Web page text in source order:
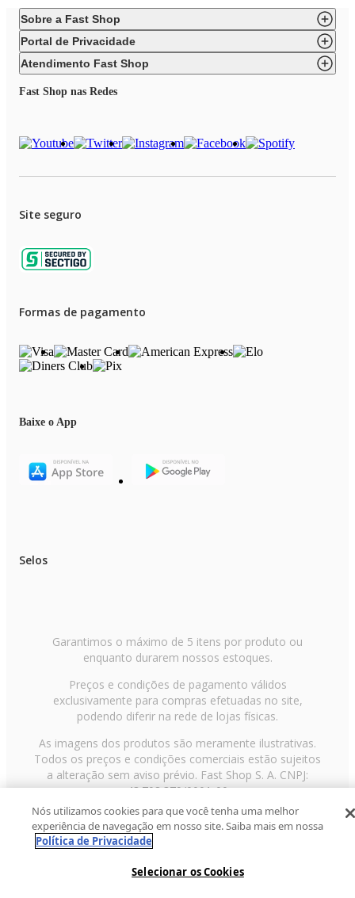
Sobre a Fast Shop
Portal de Privacidade
Atendimento Fast Shop
Fast Shop nas Redes
Site seguro
Formas de pagamento
Baixe o App
Selos
Garantimos o máximo de 5 itens por produto ou
enquanto durarem nossos estoques.
Preços e condições de pagamento válidos
exclusivamente para compras efetuadas no site,
podendo diferir na rede de lojas físicas.
As imagens dos produtos são meramente ilustrativas.
Todos os preços e condições comerciais estão sujeitos
a alteração sem aviso prévio. Fast Shop S. A. CNPJ:
43.708.379/0001-00
Avenida Zaki Narchi, nº 1650, sobreloja, Carandiru, São
Paulo/SP, CEP 02029-001, Telefone: 11 3003-3728 ©
2013 Fast Shop - Todos os direitos reservados
Nós utilizamos cookies para que você tenha uma melhor
experiência de navegação em nosso site. Saiba mais em nossa
Política de Privacidade
Selecionar os Cookies